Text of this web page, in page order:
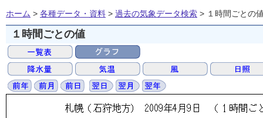
ホーム > 各種データ・資料 > 過去の気象データ検索 > １時間ごとの
１時間ごとの値